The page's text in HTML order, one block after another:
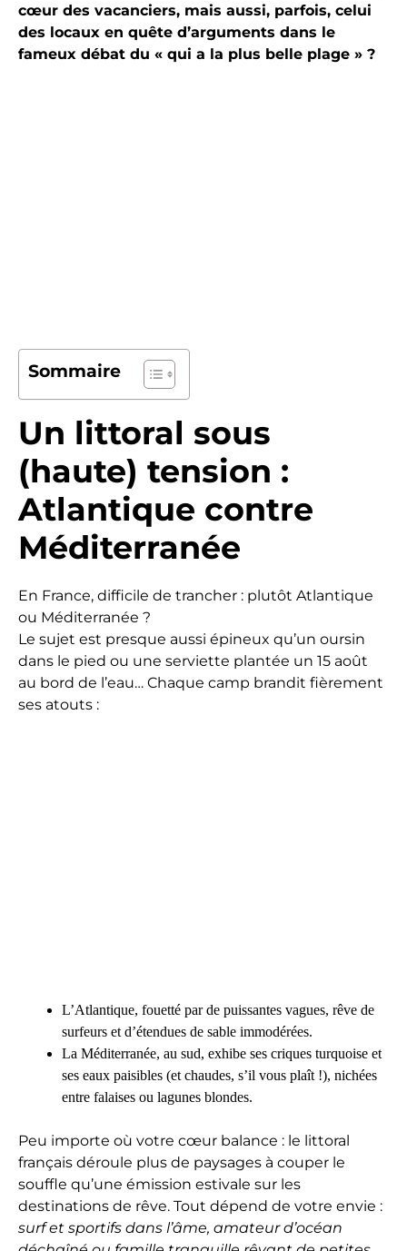
cœur des vacanciers, mais aussi, parfois, celui
des locaux en quête d’arguments dans le
fameux débat du « qui a la plus belle plage » ?
Sommaire
Un littoral sous
(haute) tension :
Atlantique contre
Méditerranée
En France, difficile de trancher : plutôt Atlantique
ou Méditerranée ?
Le sujet est presque aussi épineux qu’un oursin
dans le pied ou une serviette plantée un 15 août
au bord de l’eau… Chaque camp brandit fièrement
ses atouts :
L’Atlantique, fouetté par de puissantes vagues, rêve de
surfeurs et d’étendues de sable immodérées.
La Méditerranée, au sud, exhibe ses criques turquoise et
ses eaux paisibles (et chaudes, s’il vous plaît !), nichées
entre falaises ou lagunes blondes.
Peu importe où votre cœur balance : le littoral
français déroule plus de paysages à couper le
souffle qu’une émission estivale sur les
destinations de rêve. Tout dépend de votre envie :
surf et sportifs dans l’âme, amateur d’océan